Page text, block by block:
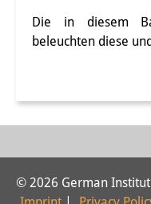
Digital
Research
Japan
Knowledge
Die in diesem
beleuchten diese
© 2026 German